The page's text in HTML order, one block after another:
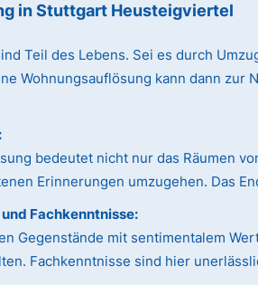
in Stuttgart Heusteigviertel
Teil des Lebens. Sei es durch
Wohnungsauflösung kann dann
bedeutet nicht nur das Räumen
Erinnerungen umzugehen. Das
Fachkenntnisse:
Gegenstände mit sentimentalem
Fachkenntnisse sind hier